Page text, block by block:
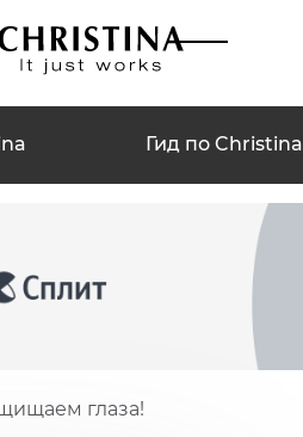
Гид по Christina
глаза!